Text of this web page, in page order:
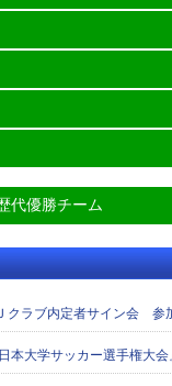
代優勝チーム
クラブ内定者サイン会 参
本大学サッカー選手権大